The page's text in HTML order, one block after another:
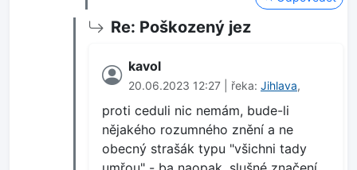
Re: Poškozený jez
kavol
20.06.2023 12:27 | řeka: Jihlava,
proti ceduli nic nemám, bude-li
nějakého rozumného znění a ne
obecný strašák typu "všichni tady